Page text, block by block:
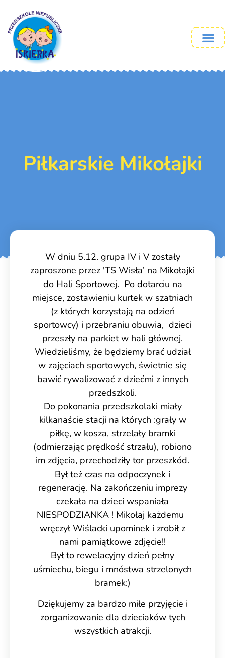
Piłkarskie Mikołajki
W dniu 5.12. grupa IV i V zostały
zaproszone przez 'TS Wisła’ na Mikołajki
do Hali Sportowej. Po dotarciu na
miejsce, zostawieniu kurtek w szatniach
(z których korzystają na odzień
sportowcy) i przebraniu obuwia, dzieci
przeszły na parkiet w hali głównej.
Wiedzieliśmy, że będziemy brać udział
w zajęciach sportowych, świetnie się
bawić rywalizować z dziećmi z innych
przedszkoli.
Do pokonania przedszkolaki miały
kilkanaście stacji na których :grały w
piłkę, w kosza, strzelały bramki
(odmierzając prędkość strzału), robiono
im zdjęcia, przechodziły tor przeszkód.
Był też czas na odpoczynek i
regenerację. Na zakończeniu imprezy
czekała na dzieci wspaniała
NIESPODZIANKA ! Mikołaj każdemu
wręczył Wiślacki upominek i zrobił z
nami pamiątkowe zdjęcie!!
Był to rewelacyjny dzień pełny
uśmiechu, biegu i mnóstwa strzelonych
bramek:)
Dziękujemy za bardzo miłe przyjęcie i
zorganizowanie dla dzieciaków tych
wszystkich atrakcji.